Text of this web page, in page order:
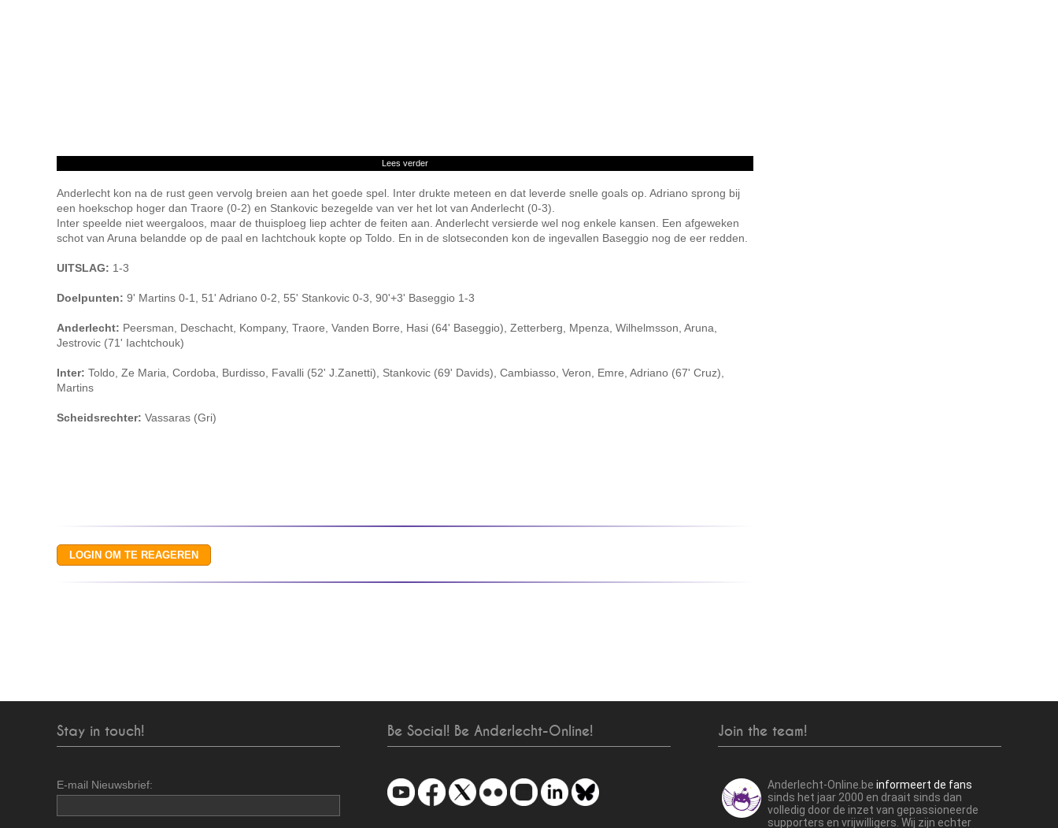
Lees verder
Anderlecht kon na de rust geen vervolg breien aan het goede spel. Inter drukte meteen en dat leverde snelle goals op. Adriano sprong bij
een hoekschop hoger dan Traore (0-2) en Stankovic bezegelde van ver het lot van Anderlecht (0-3).
Inter speelde niet weergaloos, maar de thuisploeg liep achter de feiten aan. Anderlecht versierde wel nog enkele kansen. Een afgeweken
schot van Aruna belandde op de paal en Iachtchouk kopte op Toldo. En in de slotseconden kon de ingevallen Baseggio nog de eer redden.
UITSLAG: 1-3
Doelpunten: 9' Martins 0-1, 51' Adriano 0-2, 55' Stankovic 0-3, 90'+3' Baseggio 1-3
Anderlecht: Peersman, Deschacht, Kompany, Traore, Vanden Borre, Hasi (64' Baseggio), Zetterberg, Mpenza, Wilhelmsson, Aruna,
Jestrovic (71' Iachtchouk)
Inter: Toldo, Ze Maria, Cordoba, Burdisso, Favalli (52' J.Zanetti), Stankovic (69' Davids), Cambiasso, Veron, Emre, Adriano (67' Cruz),
Martins
Scheidsrechter: Vassaras (Gri)
Stay in touch!
E-mail Nieuwsbrief:
Be Social! Be Anderlecht-Online! Join the team!
Anderlecht-Online.be informeert de fans
sinds het jaar 2000 en draait sinds dan
volledig door de inzet van gepassioneerde
supporters en vrijwilligers. Wij zijn echter